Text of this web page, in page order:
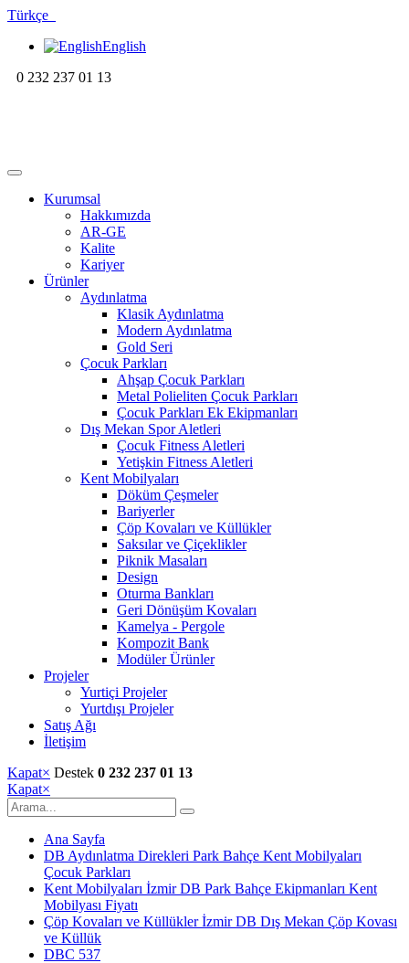
Türkçe
English
0 232 237 01 13
Kurumsal
Hakkımızda
AR-GE
Kalite
Kariyer
Ürünler
Aydınlatma
Klasik Aydınlatma
Modern Aydınlatma
Gold Seri
Çocuk Parkları
Ahşap Çocuk Parkları
Metal Polieliten Çocuk Parkları
Çocuk Parkları Ek Ekipmanları
Dış Mekan Spor Aletleri
Çocuk Fitness Aletleri
Yetişkin Fitness Aletleri
Kent Mobilyaları
Döküm Çeşmeler
Bariyerler
Çöp Kovaları ve Küllükler
Saksılar ve Çiçeklikler
Piknik Masaları
Design
Oturma Bankları
Geri Dönüşüm Kovaları
Kamelya - Pergole
Kompozit Bank
Modüler Ürünler
Projeler
Yurtiçi Projeler
Yurtdışı Projeler
Satış Ağı
İletişim
Kapat× Destek 0 232 237 01 13
Kapat×
Ana Sayfa
DB Aydınlatma Direkleri Park Bahçe Kent Mobilyaları
Çocuk Parkları
Kent Mobilyaları İzmir DB Park Bahçe Ekipmanları Kent
Mobilyası Fiyatı
Çöp Kovaları ve Küllükler İzmir DB Dış Mekan Çöp Kovası
ve Küllük
DBC 537